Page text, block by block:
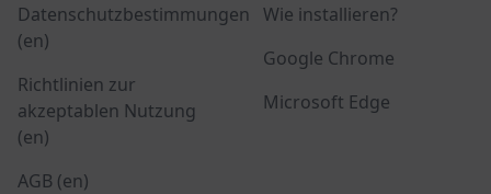
Datenschutzbestimmungen
(en)
Richtlinien zur
akzeptablen Nutzung
(en)
AGB (en)
Wie installieren?
Google Chrome
Microsoft Edge